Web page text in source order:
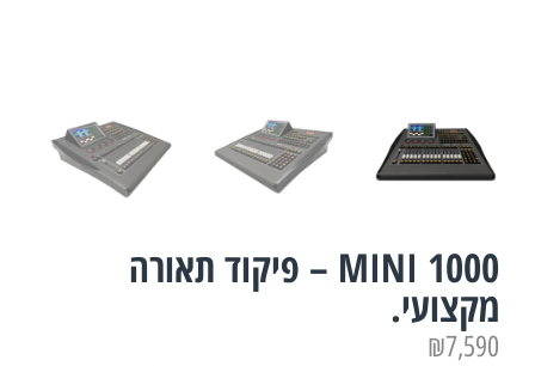
MINI 1000 – פיקוד תאורה
מקצועי.
₪7,590